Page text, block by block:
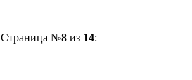
Страница №8из 14: